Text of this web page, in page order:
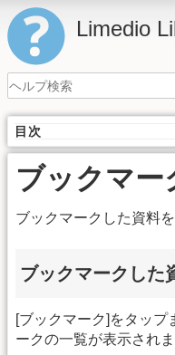
Limedio
目次
ブックマー
ブックマークした資料を
ブックマークした
[ブックマーク]をタップ
ークの一覧が表示されま